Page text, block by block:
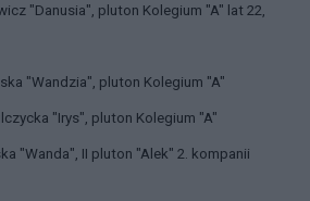
"Danusia", pluton Kolegium "A" lat 22,
"Wandzia", pluton Kolegium "A"
"Irys", pluton Kolegium "A"
"Wanda", II pluton "Alek" 2. kompanii